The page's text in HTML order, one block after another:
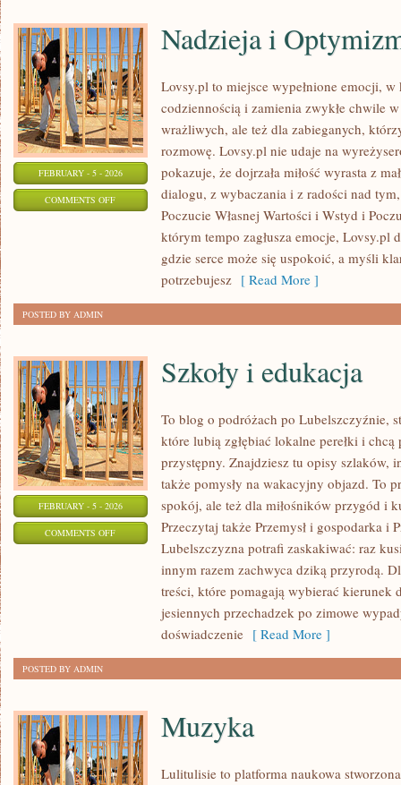
FEBRUARY - 5 - 2026
COMMENTS OFFON
OPTYMIZM
Nadzieja i
Lovsy.pl to miejsce wypełnione emocji, w
codziennością i zamienia zwykłe chwile
wrażliwych, ale też dla zabieganych,
rozmowę. Lovsy.pl nie udaje na
pokazuje, że dojrzała miłość wyrasta z
dialogu, z wybaczania i z radości nad
Poczucie Własnej Wartości i Wstyd i
którym tempo zagłusza emocje, Lovsy.pl
gdzie serce może się uspokoić, a myśli
potrzebujesz [ Read More ]
POSTED BY ADMIN
FEBRUARY - 5 - 2026
COMMENTS OFFON
Szkoły i edukacja
To blog o podróżach po Lubelszczyźnie,
które lubią zgłębiać lokalne perełki i
przystępny. Znajdziesz tu opisy szlaków,
także pomysły na wakacyjny objazd. To
spokój, ale też dla miłośników przygód i
Przeczytaj także Przemysł i gospodarka i
Lubelszczyzna potrafi zaskakiwać: raz
innym razem zachwyca dziką przyrodą.
treści, które pomagają wybierać kierunek
jesiennych przechadzek po zimowe
doświadczenie [ Read More ]
POSTED BY ADMIN
Muzyka
Lulitulisie to platforma naukowa